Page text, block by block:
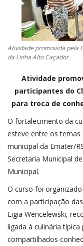
Atividade promovida pela
da Linha Alto Caçador
Atividade
participantes do
para troca de
O fortalecimento da
esteve entre os
municipal da Emater/
Secretaria Municipal
Municipal.
O curso foi
com a participação
Ligia Wencelewski,
ligada à culinária
compartilhados